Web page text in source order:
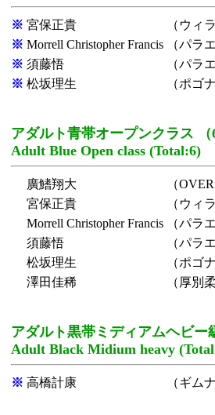
※ 宮保正貴
（ウィ
※ Morrell Christopher Francis
（パラ
※ 須藤悟
（パラ
※ 松坂理生 （ポゴ
アダルト青帯オープンクラス （
Adult Blue Open class (Total:6)
廣鰭翔大
（
宮保正貴
（ウィ
Morrell Christopher Francis
（パラ
須藤悟
（パラ
松坂理生
（ポゴ
澤田佳稀
（厚別
アダルト黒帯ミディアムヘビー
Adult Black Midium heavy
※ 高橋計康 （ギム